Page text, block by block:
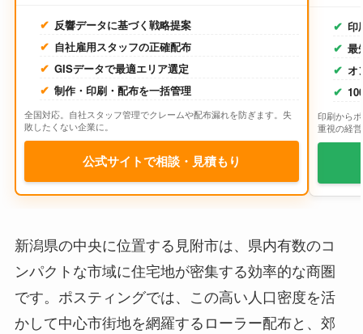
反響データに基づく戦略提案
自社雇用スタッフの正確配布
GISデータで最適エリア選定
制作・印刷・配布を一括管理
全国対応。自社スタッフ管理でクレームや配布漏れを防ぎます。失
敗したくない企業に。
公式サイトで相談・見積もり
印
最
オ
印刷から
重視の経
新潟県の中央に位置する見附市は、県内有数のコ
ンパクトな市域に住宅地が密集する効率的な商圏
です。ポスティングでは、この高い人口密度を活
かして中心市街地を網羅するローラー配布と、郊